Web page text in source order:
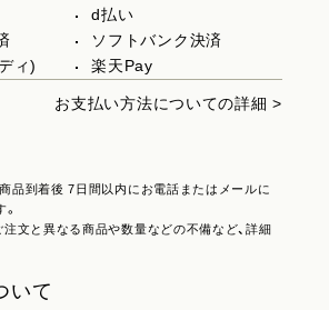
d払い
ソフトバンク決済
ィ)
楽天Pay
お支払い方法についての詳細 >
品到着後 7日間以内にお電話またはメールに
注文と異なる商品や数量などの不備など、詳細
いて